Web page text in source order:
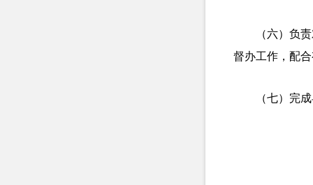
（六）负
督办工作，配
（七）完